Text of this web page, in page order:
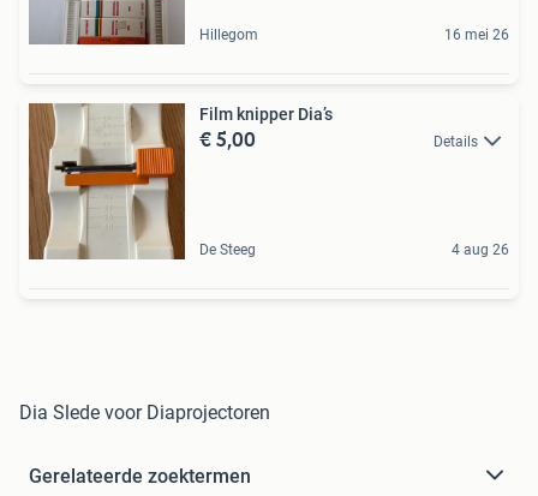
Hillegom 16 mei 26
Film knipper Dia’s
€ 5,00 Details
De Steeg 4 aug 26
Dia Slede voor Diaprojectoren
Gerelateerde zoektermen